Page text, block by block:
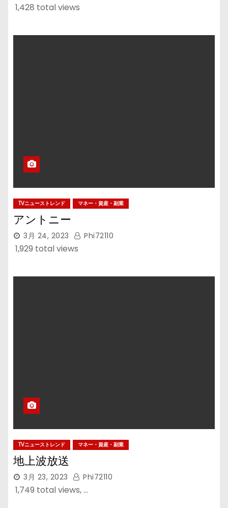
1,428 total views
TVニューストレンド マネー・資産・副業
アントニー
3月 24, 2023 Phi72110
1,929 total views
TVニューストレンド マネー・資産・副業
地上波放送
3月 23, 2023 Phi72110
1,749 total views, …